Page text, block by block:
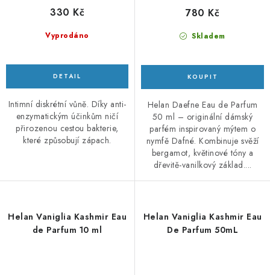
Vyprodáno
330 Kč
Intimní diskrétní vůně. Díky anti-
enzymatickým účinkům ničí
přirozenou cestou bakterie,
které způsobují zápach.
Skladem
780 Kč
Helan Daefne Eau de Parfum
50 ml – originální dámský
parfém inspirovaný mýtem o
nymfě Dafné. Kombinuje svěží
bergamot, květinové tóny a
dřevitě-vanilkový základ....
Helan Vaniglia Kashmir Eau
de Parfum 10 ml
Helan Vaniglia Kashmir Eau
De Parfum 50mL